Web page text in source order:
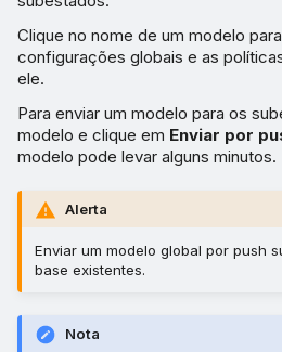
Clique no nome de um modelo
configurações globais e as
ele.
Para enviar um modelo para os
modelo e clique em Enviar por
modelo pode levar alguns minutos.
Alerta
Enviar um modelo global por push
base existentes.
Nota